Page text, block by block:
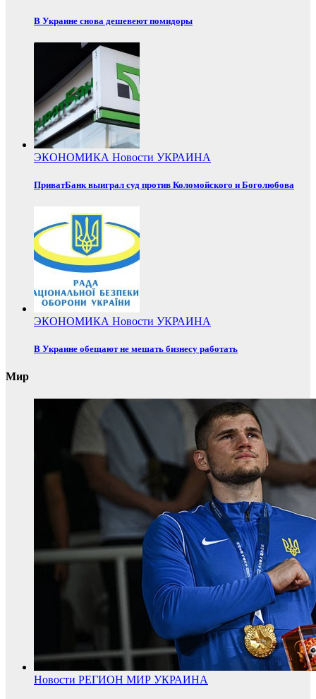
В Украине снова дешевеют помидоры
ЭКОНОМИКА Новости УКРАИНА
ПриватБанк выиграл суд против Коломойского и Боголюбова
ЭКОНОМИКА Новости УКРАИНА
В Украине обещают не мешать бизнесу работать
Мир
Новости РЕГИОН МИР УКРАИНА